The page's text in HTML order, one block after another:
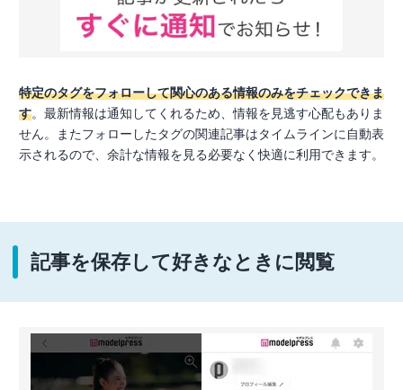
特定のタグをフォローして関心のある情報のみをチェックできま
す。最新情報は通知してくれるため、情報を見逃す心配もありま
せん。またフォローしたタグの関連記事はタイムラインに自動表
示されるので、余計な情報を見る必要なく快適に利用できます。
記事を保存して好きなときに閲覧